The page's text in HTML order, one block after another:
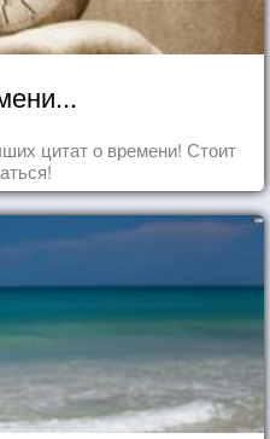
цитат о времени! Стоит